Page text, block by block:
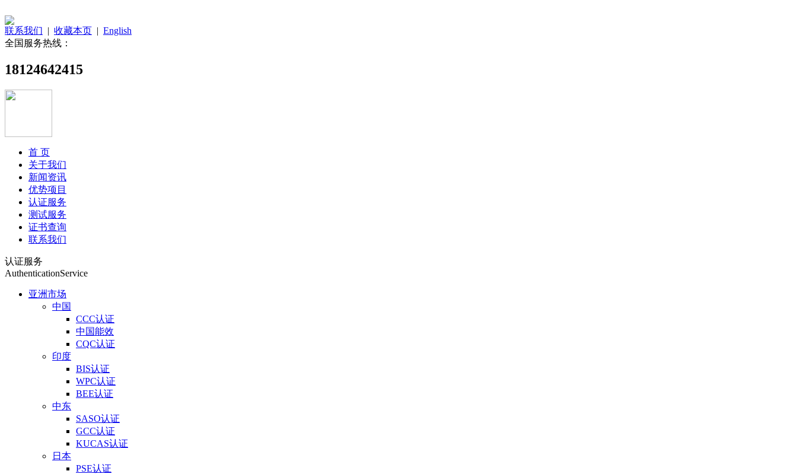
联系我们 | 收藏本页 | English
全国服务热线：
18124642415
首 页
关于我们
新闻资讯
优势项目
认证服务
测试服务
证书查询
联系我们
认证服务
AuthenticationService
亚洲市场
中国
CCC认证
中国能效
CQC认证
印度
BIS认证
WPC认证
BEE认证
中东
SASO认证
GCC认证
KUCAS认证
日本
PSE认证